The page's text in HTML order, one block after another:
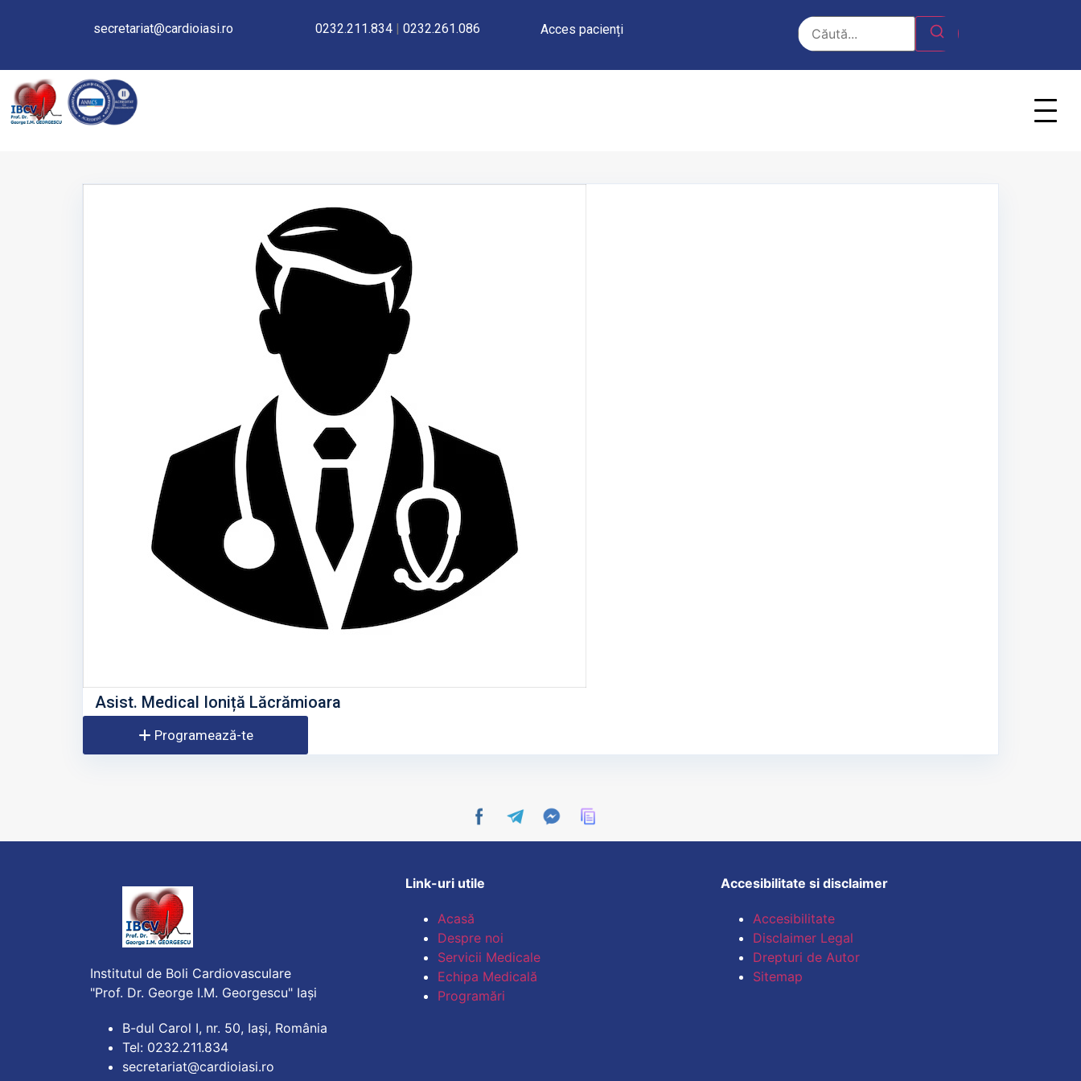
secretariat@cardioiasi.ro 0232.211.834 | 0232.261.086 Acces pacienți
LABORATOR EXPLORĂRI FUNCȚIONALE NEINVAZIVE
Asist. Medical Ioniță Lăcrămioara
Programează-te
Institutul de Boli Cardiovasculare
"Prof. Dr. George I.M. Georgescu" Iași
B-dul Carol I, nr. 50, Iași, România
Tel: 0232.211.834
secretariat@cardioiasi.ro
Link-uri utile
Acasă
Despre noi
Servicii Medicale
Echipa Medicală
Programări
Accesibilitate si disclaimer
Accesibilitate
Disclaimer Legal
Drepturi de Autor
Sitemap